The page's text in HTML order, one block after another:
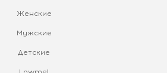
Женские
Мужские
Детские